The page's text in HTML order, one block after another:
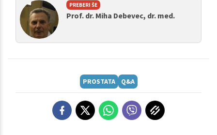
PREBERI ŠE
Prof. dr. Miha Debevec, dr. med.
PROSTATA Q&A